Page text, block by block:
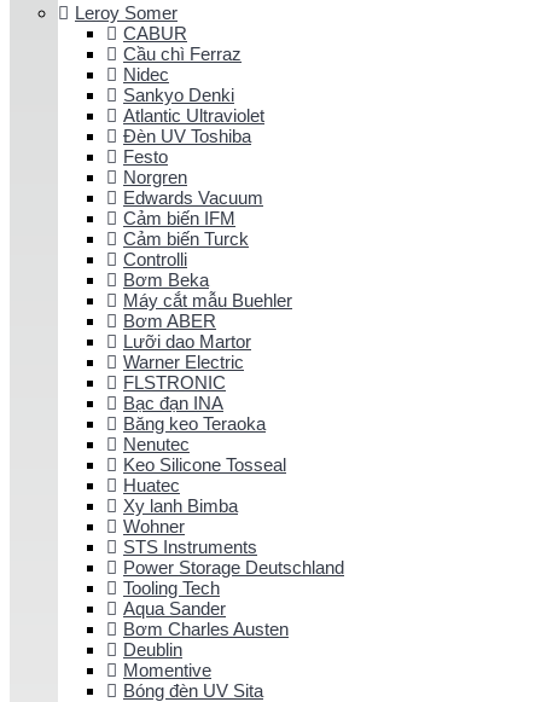
Leroy Somer
CABUR
Cầu chì Ferraz
Nidec
Sankyo Denki
Atlantic Ultraviolet
Đèn UV Toshiba
Festo
Norgren
Edwards Vacuum
Cảm biến IFM
Cảm biến Turck
Controlli
Bơm Beka
Máy cắt mẫu Buehler
Bơm ABER
Lưỡi dao Martor
Warner Electric
FLSTRONIC
Bạc đạn INA
Băng keo Teraoka
Nenutec
Keo Silicone Tosseal
Huatec
Xy lanh Bimba
Wohner
STS Instruments
Power Storage Deutschland
Tooling Tech
Aqua Sander
Bơm Charles Austen
Deublin
Momentive
Bóng đèn UV Sita